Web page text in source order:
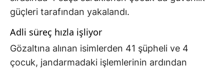
güçleri tarafından yakalandı.
Adli süreç hızla işliyor
Gözaltına alınan isimlerden 41 şüpheli ve 4
çocuk, jandarmadaki işlemlerinin ardından